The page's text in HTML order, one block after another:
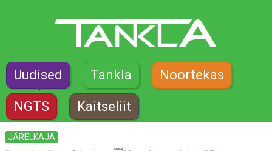
Uudised Tankla Noortekas
NGTS Kaitseliit
JÄRELKAJA